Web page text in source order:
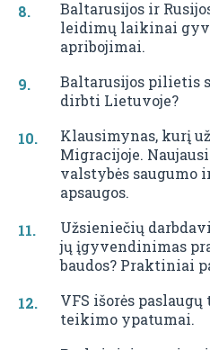
Baltarusijos ir
leidimų laikinai
apribojimai.
Baltarusijos pilietis
dirbti Lietuvoje?
Klausimynas, kurį
Migracijoje.
valstybės saugumo
apsaugos.
Užsieniečių
jų įgyvendinimas
baudos? Praktiniai
VFS išorės
teikimo ypatumai.